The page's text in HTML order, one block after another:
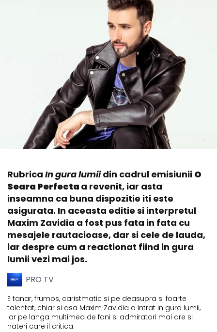
Rubrica In gura lumiidin cadrul emisiunii O
Seara Perfecta a revenit, iar asta
inseamna ca buna dispozitie iti este
asigurata. In aceasta editie si interpretul
Maxim Zavidia a fost pus fata in fata cu
mesajele rautacioase, dar si cele de lauda,
iar despre cum a reactionat fiind in gura
lumii vezi mai jos.
PRO TV
E tanar, frumos, caristmatic si pe deasupra si foarte
talentat, chiar si asa Maxim Zavidia a intrat in gura lumii,
iar pe langa multimea de fani si admiratori mai are si
hateri care il critica.